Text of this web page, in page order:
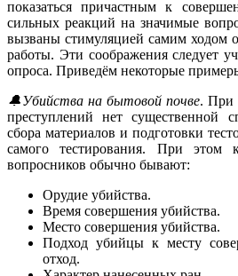
показаться причастным к
сильных реакций на значимые
вызваны стимуляцией самим ходом
работы. Эти соображения следует
опроса. Приведём некоторые
🔔Убийства на бытовой почве. При
преступлений нет существенной
сбора материалов и подготовки
самого тестирования. При этом
вопросников обычно бывают:
Орудие убийства.
Время совершения убийства.
Место совершения убийства.
Подход убийцы к месту
отход.